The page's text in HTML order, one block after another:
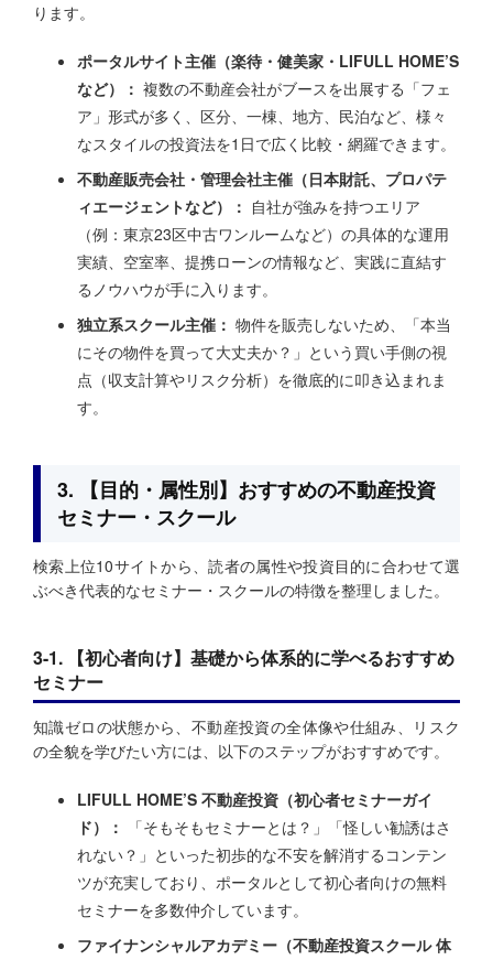
ります。
ポータルサイト主催（楽待・健美家・LIFULL HOME’S
など）： 複数の不動産会社がブースを出展する「フェ
ア」形式が多く、区分、一棟、地方、民泊など、様々
なスタイルの投資法を1日で広く比較・網羅できます。
不動産販売会社・管理会社主催（日本財託、プロパテ
ィエージェントなど）： 自社が強みを持つエリア
（例：東京23区中古ワンルームなど）の具体的な運用
実績、空室率、提携ローンの情報など、実践に直結す
るノウハウが手に入ります。
独立系スクール主催： 物件を販売しないため、「本当
にその物件を買って大丈夫か？」という買い手側の視
点（収支計算やリスク分析）を徹底的に叩き込まれま
す。
3. 【目的・属性別】おすすめの不動産投資
セミナー・スクール
検索上位10サイトから、読者の属性や投資目的に合わせて選
ぶべき代表的なセミナー・スクールの特徴を整理しました。
3-1. 【初心者向け】基礎から体系的に学べるおすすめ
セミナー
知識ゼロの状態から、不動産投資の全体像や仕組み、リスク
の全貌を学びたい方には、以下のステップがおすすめです。
LIFULL HOME’S 不動産投資（初心者セミナーガイ
ド）：
「そもそもセミナーとは？」「怪しい勧誘はさ
れない？」といった初歩的な不安を解消するコンテン
ツが充実しており、ポータルとして初心者向けの無料
セミナーを多数仲介しています。
ファイナンシャルアカデミー（不動産投資スクール 体